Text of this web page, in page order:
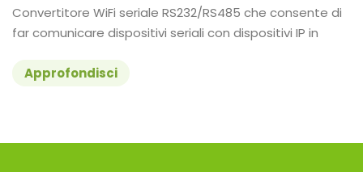
Convertitore WiFi seriale RS232/RS485 che consente di
far comunicare dispositivi seriali con dispositivi IP in
Approfondisci